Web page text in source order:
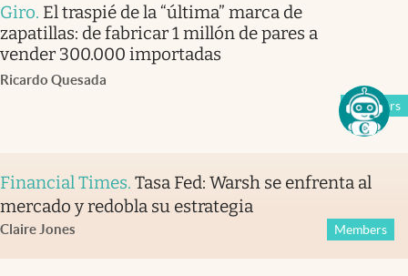
Giro. El traspié de la “última” marca de
zapatillas: de fabricar 1 millón de pares a
vender 300.000 importadas
Ricardo Quesada
Members
Financial Times. Tasa Fed: Warsh se enfrenta al
mercado y redobla su estrategia
Claire Jones Members